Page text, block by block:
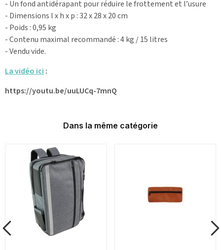
- Un fond antidérapant pour réduire le frottement et l’usure
- Dimensions l x h x p : 32 x 28 x 20 cm
- Poids : 0,95 kg
- Contenu maximal recommandé : 4 kg / 15 litres
- Vendu vide.
La vidéo ici :
https://youtu.be/uuLUCq-7mnQ
Dans la même catégorie